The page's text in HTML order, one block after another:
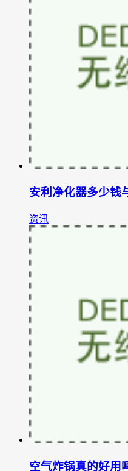
安利净化器多少钱
资讯
空气炸锅真的好用